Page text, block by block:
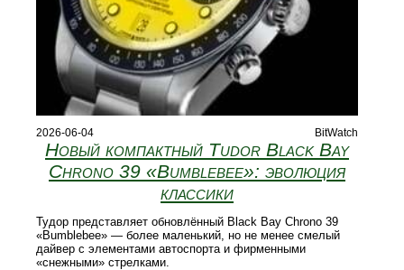
2026-06-04 BitWatch
Новый компактный Tudor Black Bay
Chrono 39 «Bumblebee»: эволюция
классики
Тудор представляет обновлённый Black Bay Chrono 39
«Bumblebee» — более маленький, но не менее смелый
дайвер с элементами автоспорта и фирменными
«снежными» стрелками.